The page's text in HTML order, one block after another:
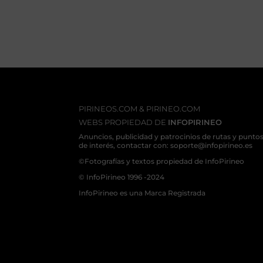
PIRINEOS.COM & PIRINEO.COM
WEBS PROPIEDAD DE INFOPIRINEO
Anuncios, publicidad y patrocinios de rutas y
de interés, contactar con: soporte@infopirineo.es
©Fotografías y textos propiedad de InfoPirineo
© InfoPirineo 1996 -2024
InfoPirineo es una Marca Registrada